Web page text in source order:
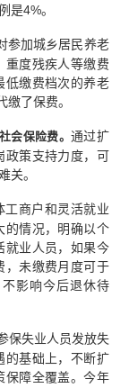
是4%。
参加城乡居民养老
重度残疾人等缴费
低缴费档次的养老
了保费。
会保险费。通过扩
政策支持力度，可
关。
工商户和灵活就业
的情况，明确以个
就业人员，如果今
，未缴费月度可于
影响今后退休待
保失业人员发放失
的基础上，不断扩
保障全覆盖。今年